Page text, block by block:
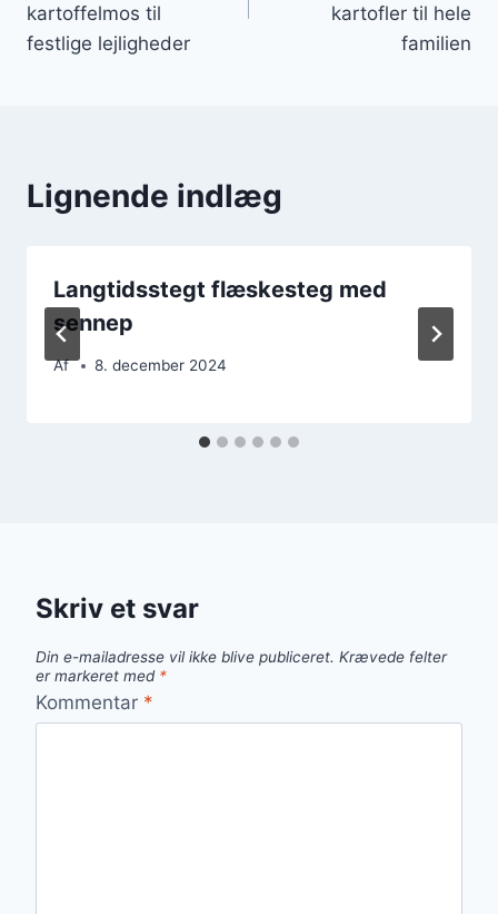
kartoffelmos til
festlige lejligheder
kartofler til hele
familien
Lignende indlæg
Langtidsstegt flæskesteg med
sennep
Af 8. december 2024
Skriv et svar
Din e-mailadresse vil ikke blive publiceret. Krævede felter
er markeret med *
Kommentar *